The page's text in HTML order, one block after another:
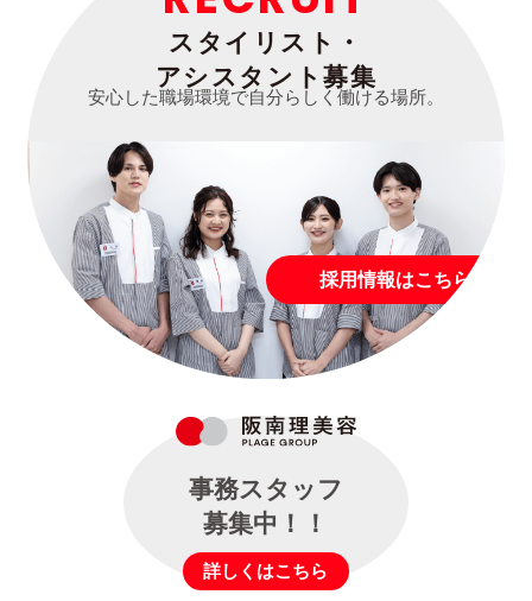
スタイリスト・
アシスタント募集
安心した職場環境で自分らしく働ける場所。
採用情報はこちら
事務スタッフ
募集中！！
詳しくはこちら